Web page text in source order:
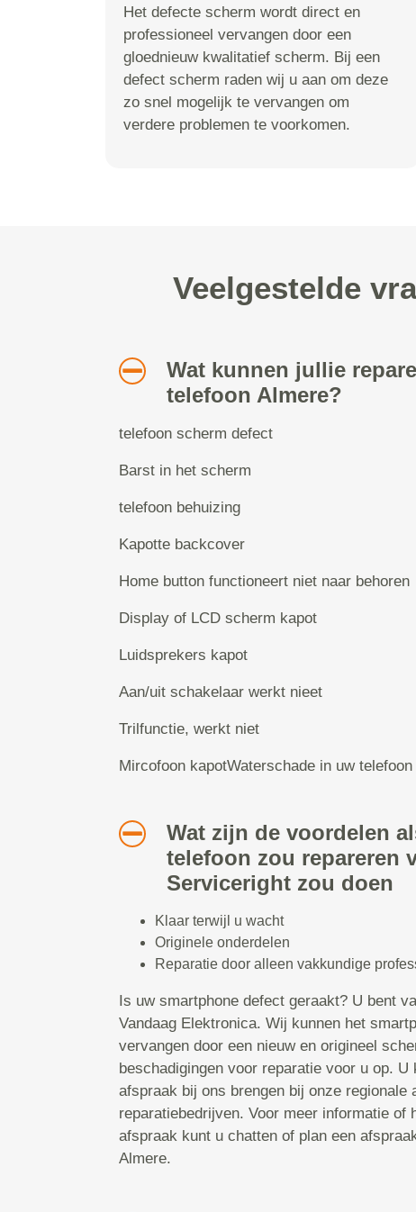
Het defecte scherm wordt direct en
professioneel vervangen door een
gloednieuw kwalitatief scherm. Bij een
defect scherm raden wij u aan om deze
zo snel mogelijk te vervangen om
verdere problemen te voorkomen.
Veelgestelde
Wat kunnen jullie
telefoon Almere?
telefoon scherm defect
Barst in het scherm
telefoon behuizing
Kapotte backcover
Home button functioneert niet naar behoren
Display of LCD scherm kapot
Luidsprekers kapot
Aan/uit schakelaar werkt nieet
Trilfunctie, werkt niet
Mircofoon kapotWaterschade in uw telefoon
Wat zijn de voordelen
telefoon zou repareren
Serviceright zou doen
Klaar terwijl u wacht
Originele onderdelen
Reparatie door alleen vakkundige
Is uw smartphone defect geraakt? U bent
Vandaag Elektronica. Wij kunnen het
vervangen door een nieuw en origineel
beschadigingen voor reparatie voor u op. U
afspraak bij ons brengen bij onze regionale
reparatiebedrijven. Voor meer informatie of
afspraak kunt u chatten of plan een
Almere.